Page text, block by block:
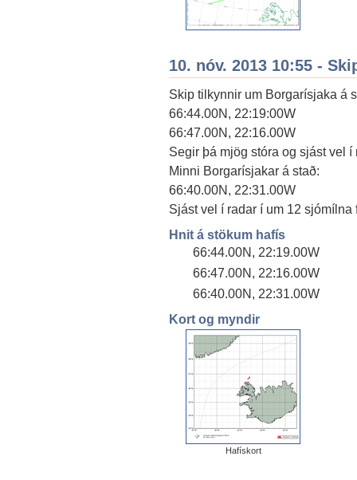
10. nóv. 2013 10:55 -
Skip tilkynnir um Borgarísjaka á
66:44.00N, 22:19:00W
66:47.00N, 22:16.00W
Segir þá mjög stóra og sjást vel í
Minni Borgarísjakar á stað:
66:40.00N, 22:31.00W
Sjást vel í radar í um 12
Hnit á stökum hafís
66:44.00N, 22:19.00W
66:47.00N, 22:16.00W
66:40.00N, 22:31.00W
Kort og myndir
Hafískort